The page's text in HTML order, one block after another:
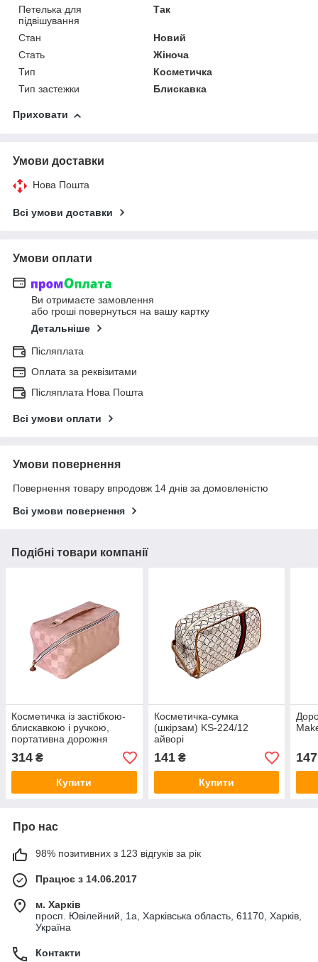
Петелька для
підвішування
Так
Стан
Новий
Стать
Жіноча
Тип
Косметичка
Тип застежки
Блискавка
Приховати
Умови доставки
Нова Пошта
Всі умови доставки
Умови оплати
Ви отримаєте замовлення
або гроші повернуться на вашу картку
Детальніше
Післяплата
Оплата за реквізитами
Післяплата Нова Пошта
Всі умови оплати
Умови повернення
Повернення товару впродовж 14 днів за домовленістю
Всі умови повернення
Подібні товари компанії
Косметичка із застібкою-
блискавкою і ручкою,
портативна дорожня
косметичка KS-224/13
рожева
314 ₴
Купити
Косметичка-сумка
(шкірзам) KS-224/12
айворі
141₴
Купити
147
Про нас
98% позитивних з 123 відгуків за рік
Працює з 14.06.2017
м. Харків
просп. Ювілейний, 1а, Харківська область, 61170, Харків,
Україна
Контакти